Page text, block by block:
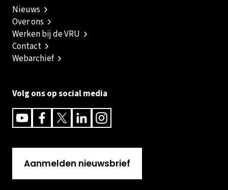
Nieuws
Over ons
Werken bij de VRU
Contact
Webarchief
Volg ons op social media
YoutubeFacebookTwitterLinkedinInstagram
Aanmelden nieuwsbrief